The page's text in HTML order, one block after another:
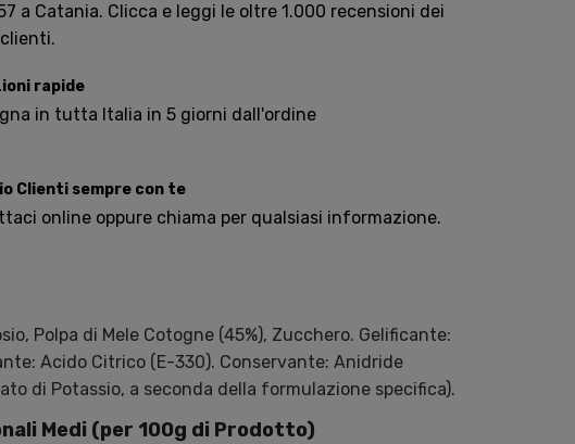
a Catania. Clicca e leggi le oltre 1.000 recensioni dei
rapide
in tutta Italia in 5 giorni dall'ordine
Clienti sempre con te
online oppure chiama per qualsiasi informazione.
Polpa di Mele Cotogne (45%), Zucchero. Gelificante:
Acido Citrico (E-330). Conservante: Anidride
di Potassio, a seconda della formulazione specifica).
Medi (per 100g di Prodotto)